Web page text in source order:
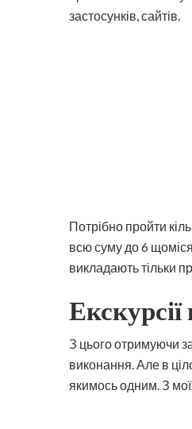
застосунків, сайтів.
Потрібно пройти
всю суму до 6
викладають тільки
З цього отримуючи
виконання. Але в
якимось одним. З